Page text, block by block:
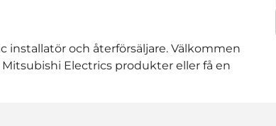
installatör och återförsäljare. Välkommen
Electrics produkter eller få en